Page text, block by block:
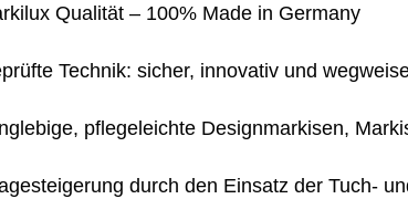
Qualität – 100% Made in Germany
Technik: sicher, innovativ und
pflegeleichte Designmarkisen,
durch den Einsatz der Tuch-